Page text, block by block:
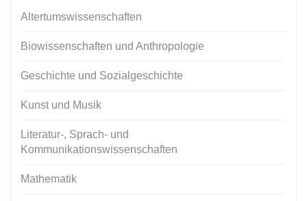
Altertumswissenschaften
Biowissenschaften und Anthropologie
Geschichte und Sozialgeschichte
Kunst und Musik
Literatur-, Sprach- und
Kommunikationswissenschaften
Mathematik